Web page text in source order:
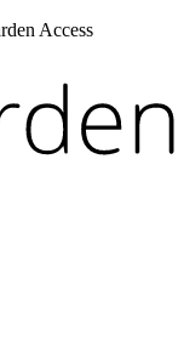
Access